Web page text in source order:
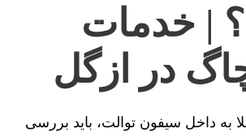
| خدمات
در ازگل
به داخل سیفون توالت، باید بررسی